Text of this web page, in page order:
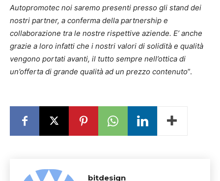
Autopromotec noi saremo presenti presso gli stand dei
nostri partner, a conferma della partnership e
collaborazione tra le nostre rispettive aziende. E’ anche
grazie a loro infatti che i nostri valori di solidità e qualità
vengono portati avanti, il tutto sempre nell’ottica di
un’offerta di grande qualità ad un prezzo contenuto”.
bitdesign